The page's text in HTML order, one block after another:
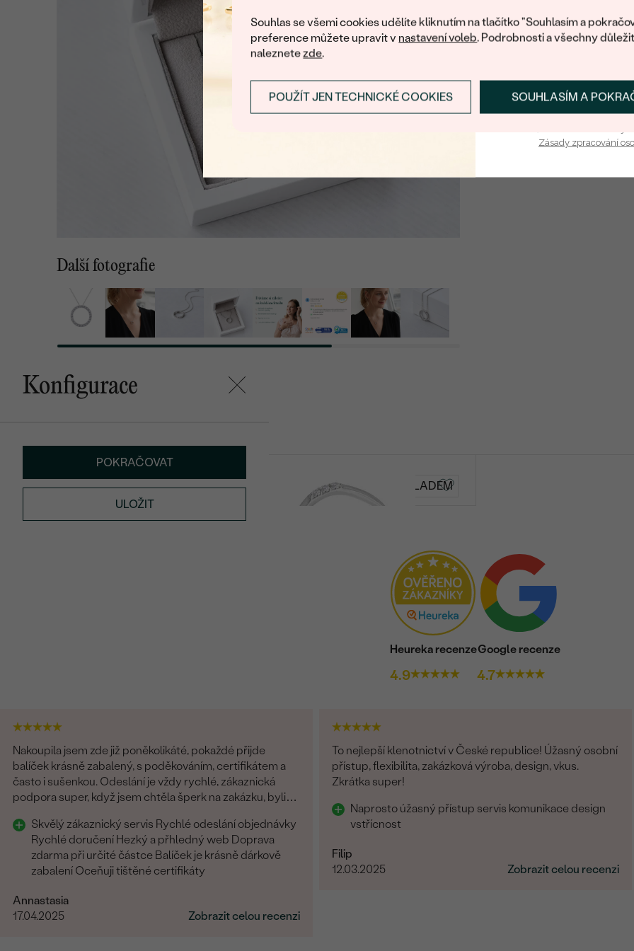
Souhlas se všemi cookies udělíte kliknutím na tlačítko "Souhlasím a
preference můžete upravit v nastavení voleb. Podrobnosti a všechny
naleznetezde.
SOUHLASÍM A
POUŽÍT JEN TECHNICKÉ COOKIES
Další fotografie
ČISTOTA:
BARVA:
PŮVOD:
Konfigurace
POKRAČOVAT
ULOŽIT
od 61 290 Kč SKLADEM
Heureka recenze
4.9
Google recenze
4.7
Nakoupila jsem zde již poněkolikáté, pokaždé přijde
balíček krásně zabalený, s poděkováním, certifikátem a
často i sušenkou. Odeslání je vždy rychlé, zákaznická
podpora super, když jsem chtěla šperk na zakázku, byli
Skvělý zákaznický servis Rychlé odeslání objednávky
Rychlé doručení Hezký a přhledný web Doprava
zdarma při určité částce Balíček je krásně dárkově
zabalení Oceňuji tištěné certifikáty
Annastasia
17.04.2025
Zobrazit celou recenzi
To nejlepší klenotnictví v České republice! Úžasný osobní
přístup, flexibilita, zakázková výroba, design, vkus.
Zkrátka super!
Naprosto úžasný přístup servis komunikace design
vstřícnost
Filip
12.03.2025
Zobrazit celou recenzi
PŘIHLÁSIT SE A
Zásady zpracování